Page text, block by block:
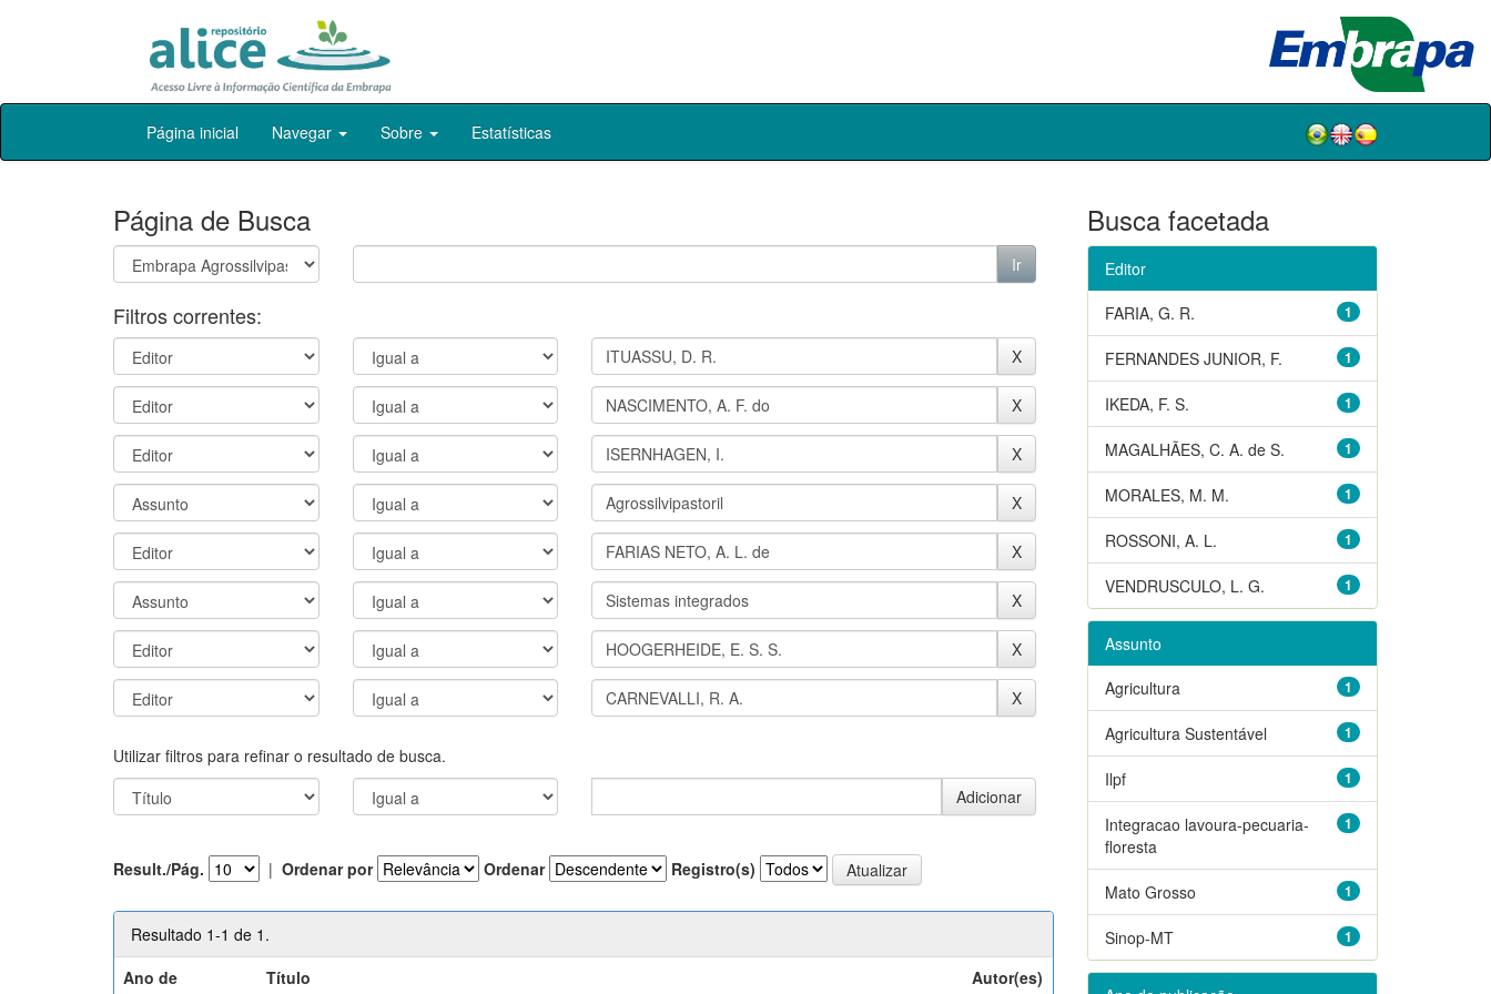
Skip
Página inicial Navegar Sobre Estatísticas
Página de Busca
Filtros correntes:
Utilizar filtros para refinar o resultado de busca.
Result./Pág. | Ordenar por Ordenar Registro(s)
Resultado 1-1 de 1.
Ano de
Título Autor(es)
Busca facetada
Editor
1
FARIA, G. R.
1
FERNANDES JUNIOR, F.
1
IKEDA, F. S.
1
MAGALHÃES, C. A. de S.
1
MORALES, M. M.
1
ROSSONI, A. L.
1
VENDRUSCULO, L. G.
Assunto
1
Agricultura
1
Agricultura Sustentável
1
Ilpf
1
Integracao lavoura-pecuaria-
floresta
1
Mato Grosso
1
Sinop-MT